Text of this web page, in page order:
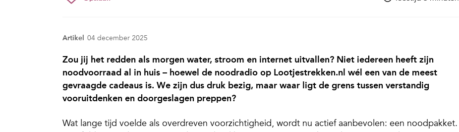
Artikel 04 december 2025
Zou jij het redden als morgen water, stroom en internet uitvallen? Niet iedereen heeft zijn
noodvoorraad al in huis – hoewel de noodradio op Lootjestrekken.nl wél een van de meest
gevraagde cadeaus is. We zijn dus druk bezig, maar waar ligt de grens tussen verstandig
vooruitdenken en doorgeslagen preppen?
Wat lange tijd voelde als overdreven voorzichtigheid, wordt nu actief aanbevolen: een noodpakket.